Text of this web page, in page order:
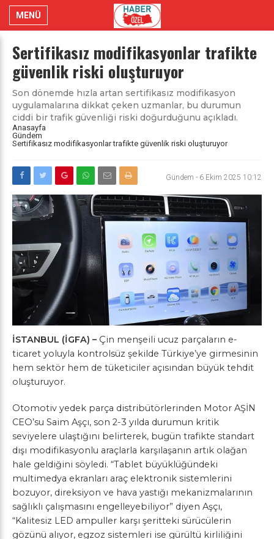
MENÜ
Sertifikasız modifikasyonlar trafikte
güvenlik riski oluşturuyor
Son dönemde hızla artan sertifikasız modifikasyon
uygulamalarına dikkat çeken uzmanlar, bu durumun
ciddi bir trafik güvenliği riski doğurduğunu açıkladı.
Anasayfa
Gündem
Sertifikasız modifikasyonlar trafikte güvenlik riski oluşturuyor
Gündem - 6 Ekim 2025 10:12
İSTANBUL (İGFA) – Çin menşeili ucuz parçaların e-
ticaret yoluyla kontrolsüz şekilde Türkiye’ye girmesinin
hem sektör hem de tüketiciler açısından büyük tehdit
oluşturuyor.
Otomotiv yedek parça distribütörlerinden Motor AŞİN
CEO’su Saim Aşçı, son 2-3 yılda durumun kritik
seviyelere ulaştığını belirterek, bugün trafikte standart
dışı modifikasyonlu araçlarla karşılaşanın artık olağan
hale geldiğini söyledi. “Tablet büyüklüğündeki
multimedya ekranları araç elektronik sistemlerini
bozuyor, direksiyon ve hava yastığı mekanizmalarının
sağlıklı çalışmasını engelleyebiliyor” diyen Aşçı,
“Kalitesiz LED ampuller karşı şeritteki sürücülerin
gözünü alıyor, egzoz sistemleri ise gürültü kirliliğini